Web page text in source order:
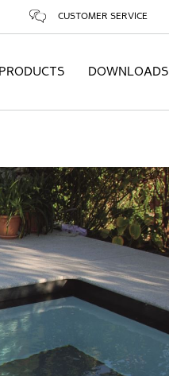
CUSTOMER SERVICE
PRODUCTS DOWNLOADS